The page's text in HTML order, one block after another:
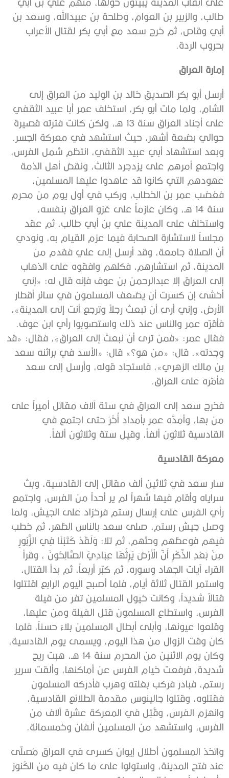
طالب، والزبير بن العوام، وطلحة بن عبيدالله، وسعد بن
أبي وقاص، ثم خرج سعد مع أبي بكر لقتال الأعراب
بحروب الردة.
إمارة العراق
أرسل أبو بكر الصديق خالد بن الوليد من العراق إلى
الشام، ولما مات أبو بكر، استخلف عمر أبا عبيد الثقفي
على أجناد العراق سنة 13 هـ، ولكن كانت فترته قصيرة
حوالي بضعة أشهر، حيث استشهد في معركة الجسر.
وبعد استشهاد أبي عبيد الثقفي، انتظم شمل الفرس،
واجتمع أمرهم على يزدجرد الثالث، ونقض أهل الذمة
عهودهم التي كانوا قد عاهدوا عليها المسلمين،
فغضب عمر بن الخطاب، وركب في أول يوم من محرم
سنة 14 هـ، وكان عازماً على غزو العراق بنفسه،
واستخلف على المدينة علي بن أبي طالب، ثم عقد
مجلساً لاستشارة الصحابة فيما عزم القيام به، ونودي
أن الصلاة جامعة، وقد أرسل إلى علي فقدم من
المدينة، ثم استشارهم، فكلهم وافقوه على الذهاب
إلى العراق إلا عبدالرحمن بن عوف فإنه قال له: «إني
أخشى إن كسرت أن يضعف المسلمون في سائر أقطار
الأرض، وإني أرى أن تبعث رجلاً وترجع أنت إلى المدينة»،
فأقرّه عمر والناس عند ذلك واستصوبوا رأي ابن عوف.
فقال عمر: «فمن ترى أن نبعث إلى العراق»، فقال: «قد
وجدته». قال: «من هو؟» قال: «الأسد في براثنه سعد
بن مالك الزهري»، فاستجاد قوله، وأرسل إلى سعد
فأمَّره على العراق.
فخرج سعد إلى العراق في ستة آلاف مقاتل أميراً على
من بها، وأمدَّه عمر بأمداد أُخَرَ حتى اجتمع في
القادسية ثلاثون ألفاً، وقيل ستة وثلاثون ألفاً.
معركة القادسية
سار سعد في ثلاثين ألف مقاتل إلى القادسية، وبث
سراياه وأقام فيها شهراً لم ير أحداً من الفرس، واجتمع
رأي الفرس على إرسال رستم فرخزاد على الجيش، ولما
وصل جيش رستم، صلى سعد بالناس الظهر، ثم خطب
فيهم فوعظهم وحثهم، ثم تلا: وَلَقَدْ كَتَبْنَا فِي الزَّبُورِ
مِنْ بَعْدِ الذِّكْرِ أَنَّ الْأَرْضَ يَرِثُهَا عِبَادِيَ الصَّالِحُونَ ، وقرأ
القراء آيات الجهاد وسوره، ثم كبّر أربعاً، ثم بدأ القتال،
واستمر القتال ثلاثة أيام، فلما أصبح اليوم الرابع اقتتلوا
قتالاً شديداً، وكانت خيول المسلمين تفر من فيلة
الفرس، واستطاع المسلمون قتل الفيلة ومن عليها،
وقلعوا عيونها، وأبلى أبطال المسلمين بلاءً حسناً، فلما
كان وقت الزوال من هذا اليوم، ويسمى يوم القادسية،
وكان يوم الاثنين من المحرم سنة 14 هـ، هبت ريح
شديدة، فرفعت خيام الفرس عن أماكنها، وألقت سرير
رستم، فبادر فركب بغلته وهرب فأدركه المسلمون
فقتلوه، وقتلوا جالينوس مقدمة الطلائع القادسية،
وانهزم الفرس، وقُتِل في المعركة عشرة آلاف من
الفرس، واستشهد من المسلمين ألفان وخمسمائة.
واتخذ المسلمون أطلال إيوان كسرى في العراق مُصلّى
عند فتح المدينة، واستولوا على ما كان فيه من الكُنوز